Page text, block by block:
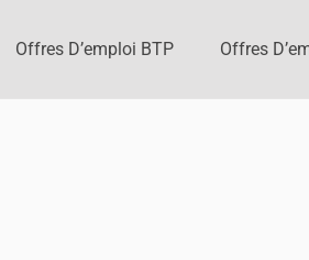
Offres D’emploi BTP Offres